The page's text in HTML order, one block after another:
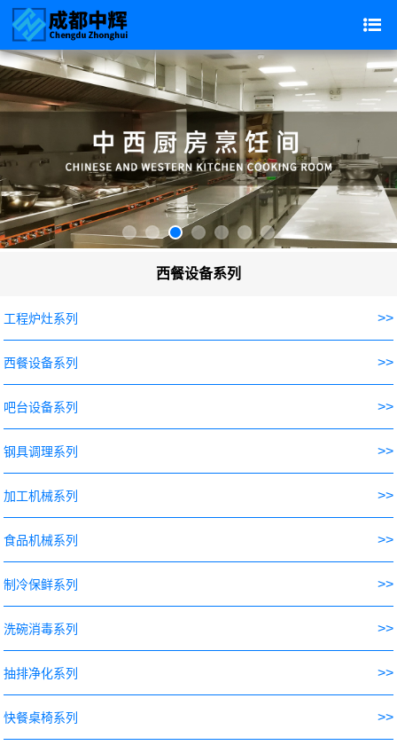
西餐设备系列
工程炉灶系列 >>
西餐设备系列 >>
吧台设备系列 >>
钢具调理系列 >>
加工机械系列 >>
食品机械系列 >>
制冷保鲜系列 >>
洗碗消毒系列 >>
抽排净化系列 >>
快餐桌椅系列 >>